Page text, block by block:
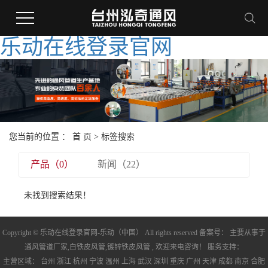
乐动在线登录官网
您当前的位置 ： 首 页 > 标签搜索
产品（0） 新闻（22）
未找到搜索结果！
Copyright © 乐动在线登录官网-乐动（中国） All rights reserved 备案号： 主要从事于
通风管道厂家, 白铁皮风管,镀锌铁皮风管 , 欢迎来电咨询！ 服务支持：
主营区域： 台州 浙江 杭州 宁波 温州 上海 武汉 深圳 重庆 广州 天津 成都 南京 合肥